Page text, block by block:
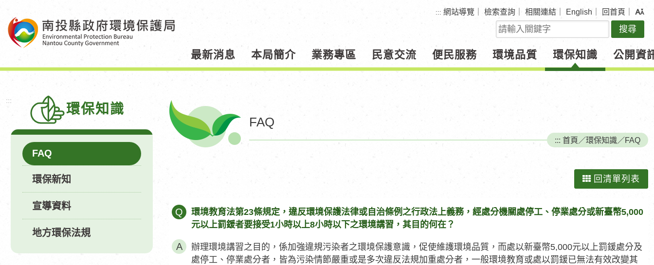
主
容
塊
::: 網站導覽 檢索查詢 相關連結 English 回首頁
關
鍵
字
查
詢
最新消息 本局簡介 業務專區 民意交流 便民服務 環境品質 環保知識 公開資
:::
環保知識
FAQ
環保新知
宣導資料
地方環保法規
FAQ
::: 首頁 ／環保知識／FAQ
回清單列表
Q
環境教育法第23條規定，違反環境保護法律或自治條例之行政法上義務，經處分機關處停工、停業處分或新臺幣5,000
元以上罰鍰者要接受1小時以上8小時以下之環境講習，其目的何在？
辦理環境講習之目的，係加強違規污染者之環境保護意識，促使維護環境品質，而處以新臺幣5,000元以上罰鍰處分及
處停工、停業處分者，皆為污染情節嚴重或是多次違反法規加重處分者，一般環境教育或處以罰鍰已無法有效改變其